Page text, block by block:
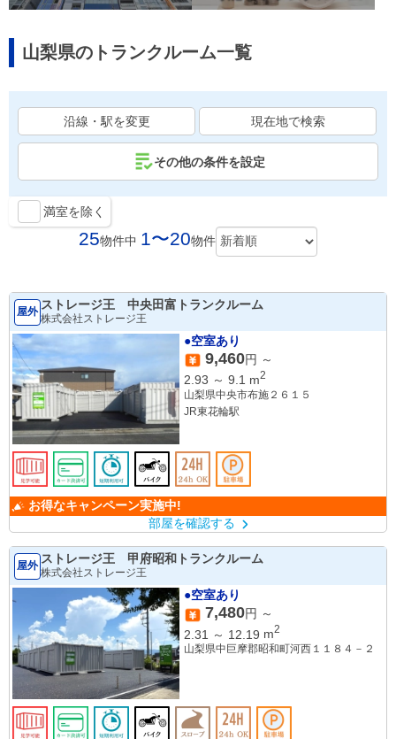
山梨県のトランクルーム一覧
沿線・駅を変更 現在地で検索
その他の条件を設定
満室を除く
25物件中 1〜20物件
屋外 ストレージ王 中央田富トランクルーム
株式会社ストレージ王
●空室あり
9,460円 ～
2.93 ～ 9.1 m2
山梨県中央市布施２６１５
JR東花輪駅
お得なキャンペーン実施中!
部屋を確認する
屋外 ストレージ王 甲府昭和トランクルーム
株式会社ストレージ王
●空室あり
7,480円 ～
2.31
～ 12.19 m2
山梨県中巨摩郡昭和町河西１１８４－２